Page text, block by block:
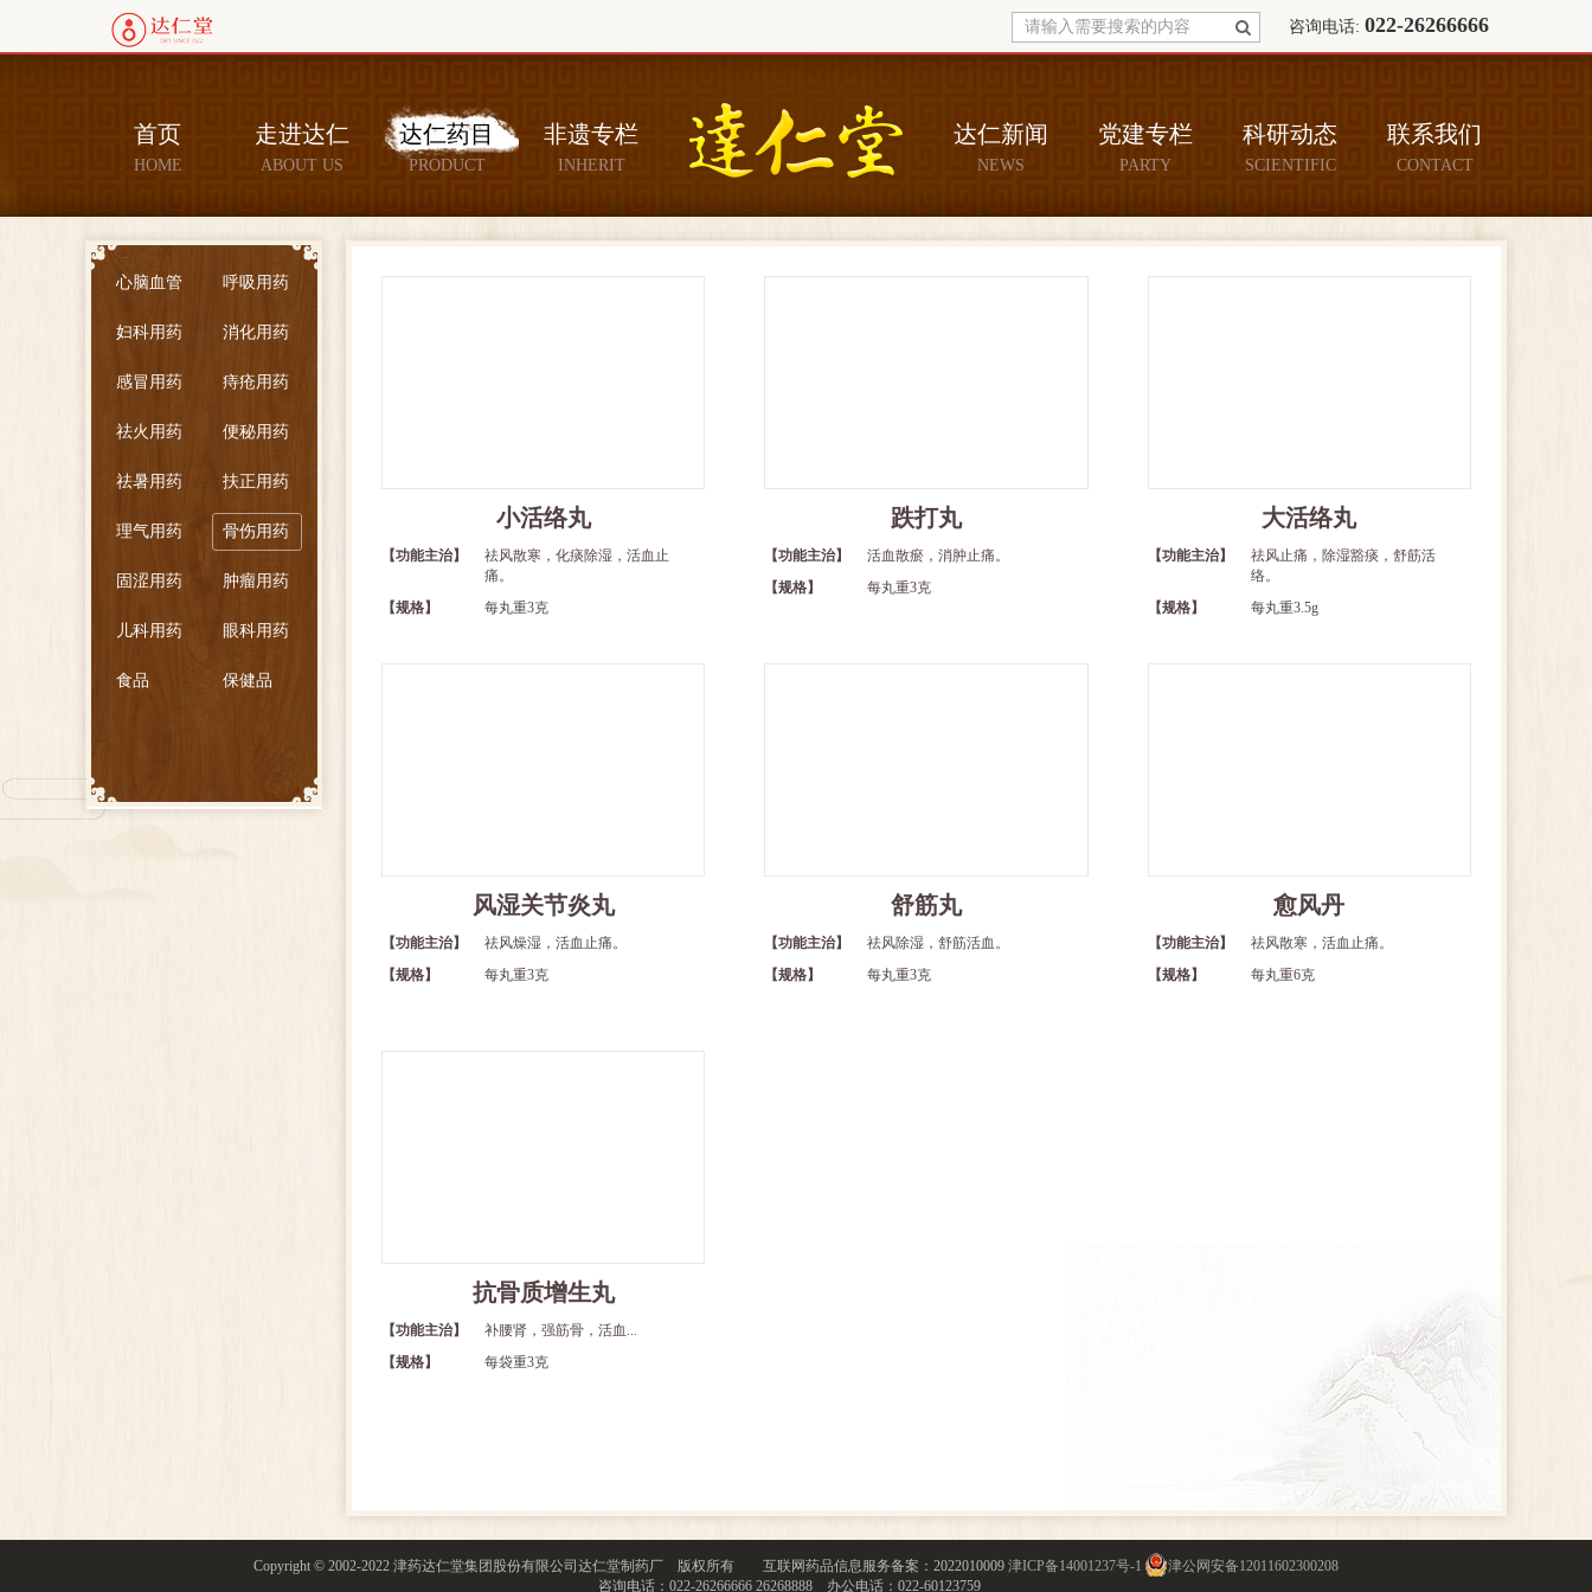
咨询电话: 022-26266666
首页
HOME
走进达仁
ABOUT US
达仁药目
PRODUCT
非遗专栏
INHERIT
达仁新闻
NEWS
党建专栏
PARTY
科研动态
SCIENTIFIC
联系我们
CONTACT
心脑血管 呼吸用药
妇科用药 消化用药
感冒用药 痔疮用药
祛火用药 便秘用药
祛暑用药 扶正用药
理气用药 骨伤用药
固涩用药 肿瘤用药
儿科用药 眼科用药
食品 保健品
小活络丸
【功能主治】
祛风散寒，化痰除湿，活血止
痛。
【规格】
每丸重3克
跌打丸
【功能主治】
活血散瘀，消肿止痛。
【规格】
每丸重3克
大活络丸
【功能主治】
祛风止痛，除湿豁痰，舒筋活
络。
【规格】
每丸重3.5g
风湿关节炎丸
【功能主治】
祛风燥湿，活血止痛。
【规格】
每丸重3克
舒筋丸
【功能主治】
祛风除湿，舒筋活血。
【规格】
每丸重3克
愈风丹
【功能主治】
祛风散寒，活血止痛。
【规格】
每丸重6克
抗骨质增生丸
【功能主治】
补腰肾，强筋骨，活血...
【规格】
每袋重3克
Copyright © 2002-2022 津药达仁堂集团股份有限公司达仁堂制药厂 版权所有 互联网药品信息服务备案：2022010009 津ICP备14001237号-1
津公网安备12011602300208
咨询电话：022-26266666 26268888 办公电话：022-60123759